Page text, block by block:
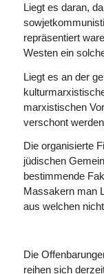
Liegt es daran,
repräsentiert
Westen ein
Liegt es an der
marxistischen
verschont
Die organisierte
jüdischen
bestimmende
Massakern man
aus welchen
Die
reihen sich